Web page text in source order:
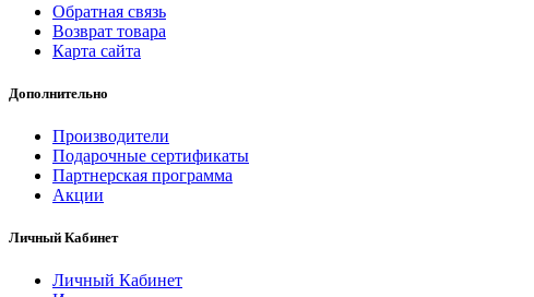
Обратная связь
Возврат товара
Карта сайта
Дополнительно
Производители
Подарочные сертификаты
Партнерская программа
Акции
Личный Кабинет
Личный Кабинет